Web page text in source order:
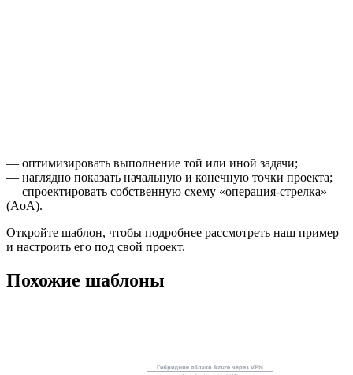
— оптимизировать выполнение той или иной задачи;
— наглядно показать начальную и конечную точки проекта;
— спроектировать собственную схему «операция-стрелка»
(AoA).
Откройте шаблон, чтобы подробнее рассмотреть наш пример
и настроить его под свой проект.
Похожие шаблоны